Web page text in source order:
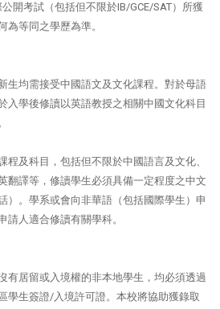
開考試（包括但不限於IB/GCE/SAT）所獲
為等同之學歷為準。
生均需接受中國語文及文化課程。對於母語
入學後修讀以英語教授之相關中國文化科目
程及科目，包括但不限於中國語言及文化、
翻譯等，修讀學生必須具備一定程度之中文
）。學系或會向非華語（包括國際學生）申
請人適合修讀有關學科。
有居留或入境權的非本地學生，均必須透過
學生簽證/入境許可證。本校將協助獲錄取